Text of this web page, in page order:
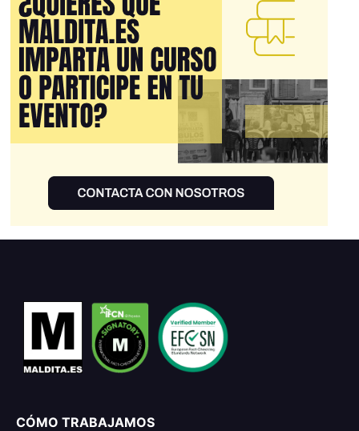
CÓMO TRABAJAMOS